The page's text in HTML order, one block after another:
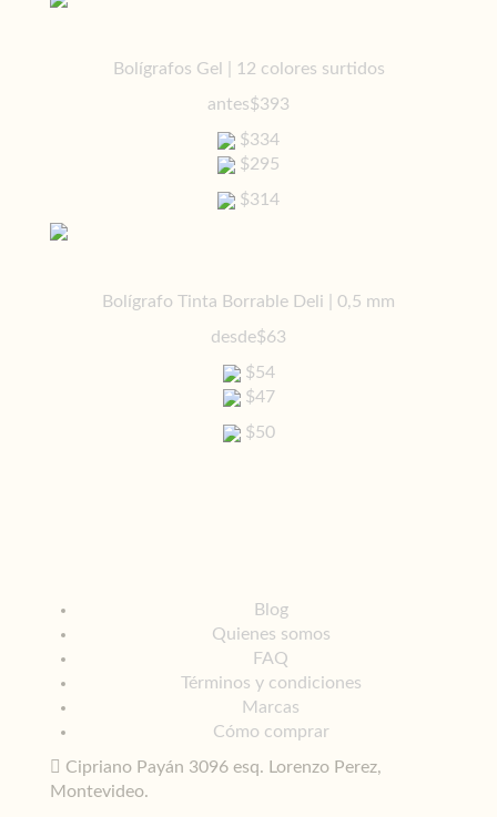
Bolígrafos Gel | 12 colores surtidos
antes$393
$334
$295
$314
Bolígrafo Tinta Borrable Deli | 0,5 mm
desde$63
$54
$47
$50
Blog
Quienes somos
FAQ
Términos y condiciones
Marcas
Cómo comprar
Cipriano Payán 3096 esq. Lorenzo Perez,
Montevideo.